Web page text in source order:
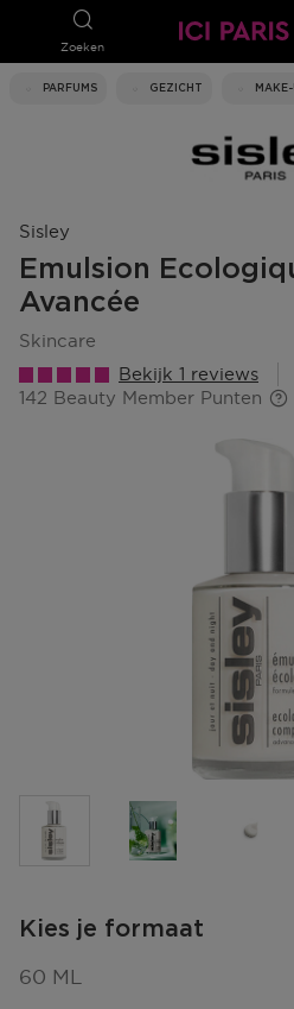
Zoeken
PARFUMS GEZICHT
Sisley
Emulsion
Avancée
skincare
Bekijk 1 reviews
142 Beauty Member Punten
Kies je formaat
60 ML